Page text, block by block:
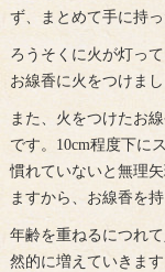
ず、まとめて手に持
ろうそくに火が灯っ
お線香に火をつけまし
また、火をつけたお
です。10cm程度下に
慣れていないと無理
ますから、お線香を
年齢を重ねるにつれ
然的に増えていきます